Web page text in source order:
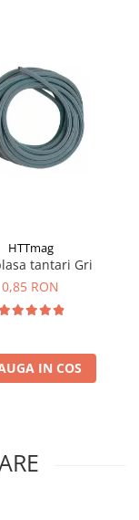
HTTmag
tantari Gri
0,85 RON
IN COS